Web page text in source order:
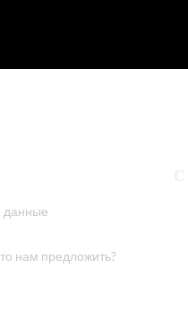
данные
нам предложить?